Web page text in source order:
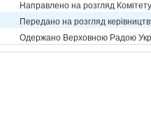
Направлено на розгляд Комітету
Передано на розгляд
Одержано Верховною Радою